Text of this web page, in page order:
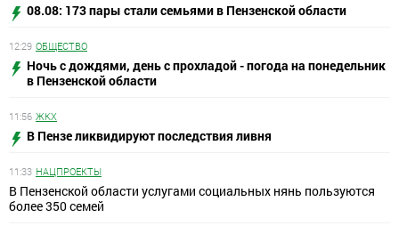
08.08: 173 пары стали семьями в Пензенской области
12:29 ОБЩЕСТВО
Ночь с дождями, день с прохладой - погода на понедельник
в Пензенской области
11:56 ЖКХ
В Пензе ликвидируют последствия ливня
11:33 НАЦПРОЕКТЫ
В Пензенской области услугами социальных нянь пользуются
более 350 семей